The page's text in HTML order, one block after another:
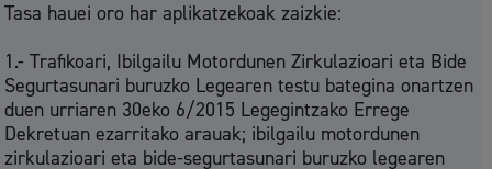
Tasa hauei oro har aplikatzekoak zaizkie:
1.- Trafikoari, Ibilgailu Motordunen Zirkulazioari eta Bide
Segurtasunari buruzko Legearen testu bategina onartzen
duen urriaren 30eko 6/2015 Legegintzako Errege
Dekretuan ezarritako arauak; ibilgailu motordunen
zirkulazioari eta bide-segurtasunari buruzko legearen